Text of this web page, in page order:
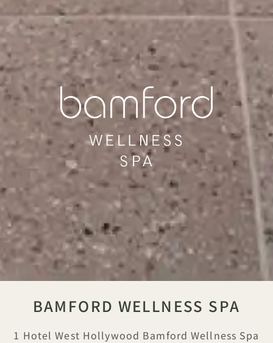
BAMFORD WELLNESS SPA
1 Hotel West Hollywood Bamford Wellness Spa